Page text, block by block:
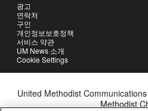
광고
연락처
구인
개인정보보호정책
서비스 약관
UM News 소개
Cookie Settings
United Methodist
Methodist